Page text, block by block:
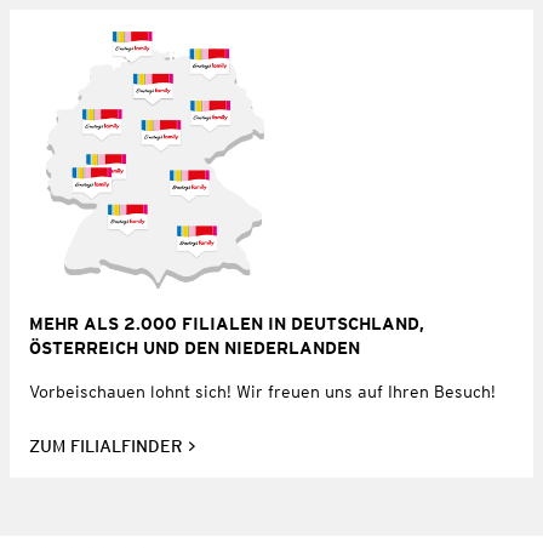
MEHR ALS 2.000 FILIALEN IN DEUTSCHLAND,
ÖSTERREICH UND DEN NIEDERLANDEN
Vorbeischauen lohnt sich! Wir freuen uns auf Ihren Besuch!
ZUM FILIALFINDER